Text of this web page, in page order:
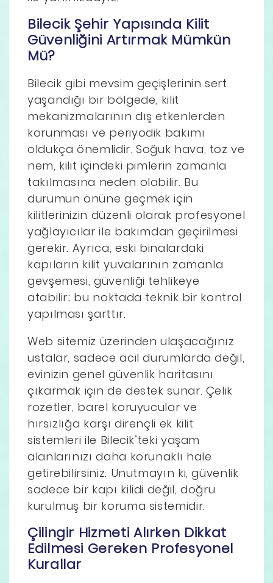
Bilecik Şehir Yapısında Kilit
Güvenliğini Artırmak Mümkün
Mü?
Bilecik gibi mevsim geçişlerinin sert
yaşandığı bir bölgede, kilit
mekanizmalarının dış etkenlerden
korunması ve periyodik bakımı
oldukça önemlidir. Soğuk hava, toz ve
nem, kilit içindeki pimlerin zamanla
takılmasına neden olabilir. Bu
durumun önüne geçmek için
kilitlerinizin düzenli olarak profesyonel
yağlayıcılar ile bakımdan geçirilmesi
gerekir. Ayrıca, eski binalardaki
kapıların kilit yuvalarının zamanla
gevşemesi, güvenliği tehlikeye
atabilir; bu noktada teknik bir kontrol
yapılması şarttır.
Web sitemiz üzerinden ulaşacağınız
ustalar, sadece acil durumlarda değil,
evinizin genel güvenlik haritasını
çıkarmak için de destek sunar. Çelik
rozetler, barel koruyucular ve
hırsızlığa karşı dirençli ek kilit
sistemleri ile Bilecik’teki yaşam
alanlarınızı daha korunaklı hale
getirebilirsiniz. Unutmayın ki, güvenlik
sadece bir kapı kilidi değil, doğru
kurulmuş bir koruma sistemidir.
Çilingir Hizmeti Alırken Dikkat
Edilmesi Gereken Profesyonel
Kurallar